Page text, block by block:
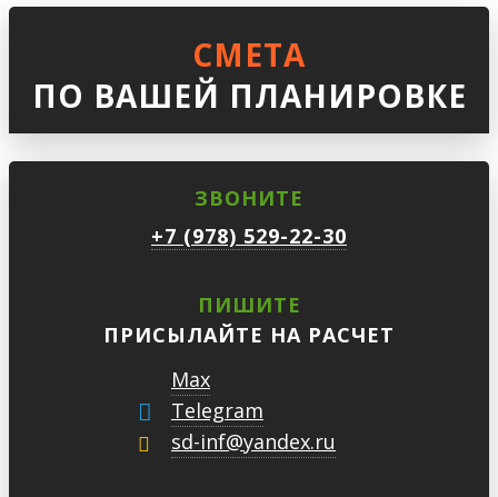
СМЕТА
ПО ВАШЕЙ ПЛАНИРОВКЕ
ЗВОНИТЕ
+7 (978) 529-22-30
ПИШИТЕ
ПРИСЫЛАЙТЕ НА РАСЧЕТ
Max
Telegram
sd-inf@yandex.ru